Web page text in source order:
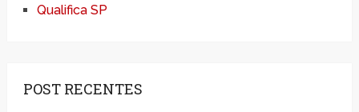
Qualifica SP
POST RECENTES